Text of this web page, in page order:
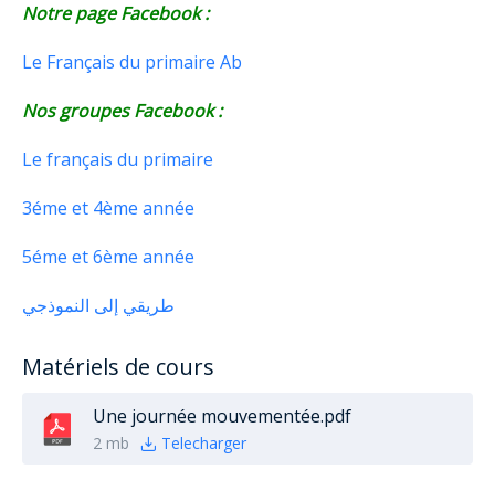
Notre page Facebook :
Le Français du primaire Ab
Nos groupes Facebook :
Le français du primaire
3éme et 4ème année
5éme et 6ème année
طريقي إلى النموذجي
Matériels de cours
Une journée mouvementée.pdf
2 mb Telecharger